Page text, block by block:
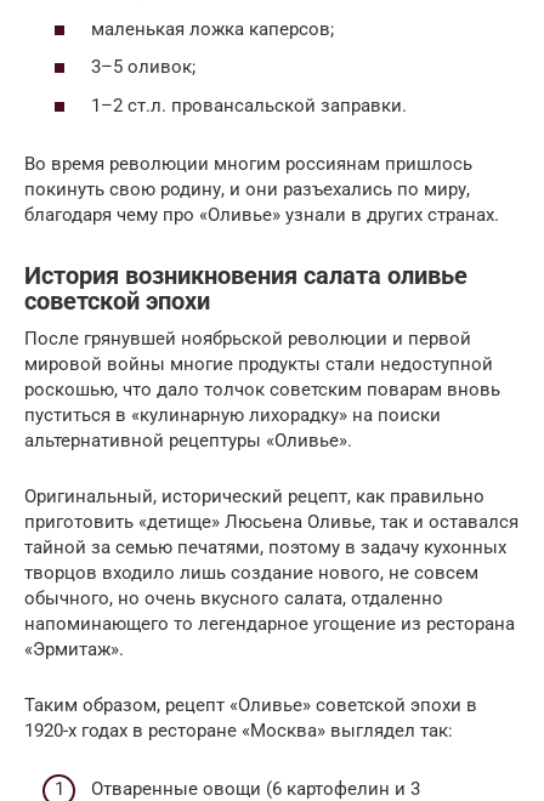
маленькая ложка каперсов;
3–5 оливок;
1–2 ст.л. провансальской заправки.
Во время революции многим россиянам пришлось
покинуть свою родину, и они разъехались по миру,
благодаря чему про «Оливье» узнали в других странах.
История возникновения салата оливье
советской эпохи
После грянувшей ноябрьской революции и первой
мировой войны многие продукты стали недоступной
роскошью, что дало толчок советским поварам вновь
пуститься в «кулинарную лихорадку» на поиски
альтернативной рецептуры «Оливье».
Оригинальный, исторический рецепт, как правильно
приготовить «детище» Люсьена Оливье, так и оставался
тайной за семью печатями, поэтому в задачу кухонных
творцов входило лишь создание нового, не совсем
обычного, но очень вкусного салата, отдаленно
напоминающего то легендарное угощение из ресторана
«Эрмитаж».
Таким образом, рецепт «Оливье» советской эпохи в
1920-х годах в ресторане «Москва» выглядел так:
Отваренные овощи (6 картофелин и 3